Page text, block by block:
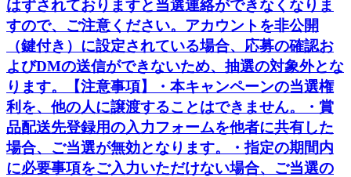
はずされておりますと当選連絡ができなくなりま
すので、ご注意ください。アカウントを非公開
（鍵付き）に設定されている場合、応募の確認お
よびDMの送信ができないため、抽選の対象外とな
ります。【注意事項】・本キャンペーンの当選権
利を、他の人に譲渡することはできません。・賞
品配送先登録用の入力フォームを他者に共有した
場合、ご当選が無効となります。・指定の期間内
に必要事項をご入力いただけない場合、ご当選の